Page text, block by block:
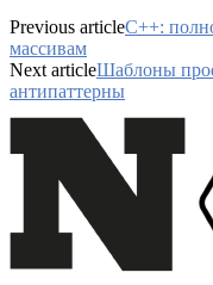
Previous articleC++:
массивам
Next articleШаблоны
антипаттерны